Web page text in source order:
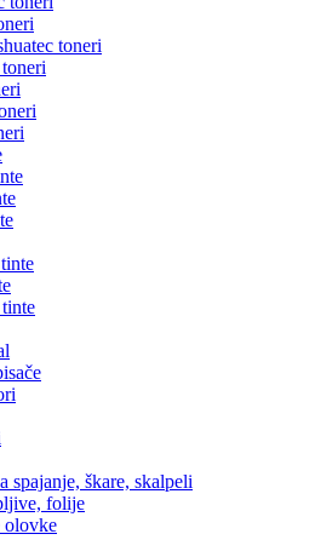
toneri
spajanje, škare, skalpeli
folije
olovke